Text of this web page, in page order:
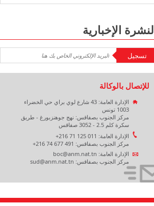
النشرة الإخبارية
للإتصال بالوكالة
الإدارة العامة: 43 شارع لوي براي حي الخضراء
1003 تونس
مركز الجنوب بصفاقس: نهج جوهنزبورغ - طريق
سكرة كلم 2.5 - 3052 صفاقس
الإدارة العامة: 011 125 71 216+
مركز الجنوب بصفاقس: 491 677 74 216+
الإدارة العامة: boc@anm.nat.tn
مركز الجنوب بصفاقس: sud@anm.nat.tn